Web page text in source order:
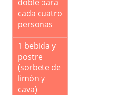
doble para
cada cuatro
personas
1 bebida y
postre
(sorbete de
limón y
cava)